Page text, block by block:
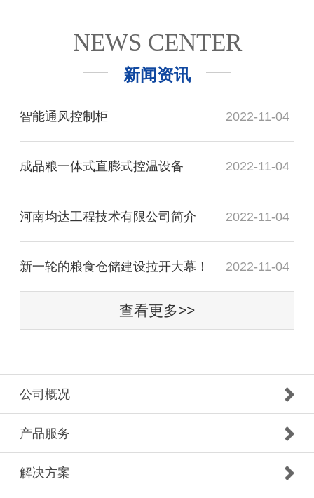
件产品获得中粮设计院国家认证中心的国家级检
21项。 公司消化和吸收了国内外行业内最新
技术成果，相继开发出基于物联网的信息化粮库
系统、氮气气调系统、内环流控温系统、在线气
及粮库专用地上笼、仓房用门窗、挡粮门、视频
产品的综合性技术、施工方案。同时在粮仓专用
空调设备和低温仓建设施工方面有着超前的设计
的施工整体方案解决等，纯自主研发。 智能
技术再提升公司立足于高新技术研发平台，致力
于中国粮食仓储行业的整体解决方案，涉及粮食
仓储行业和食品加工行业两大板块，几十种产
品。粮库综合智能提升方面的智慧粮库，是指“可
NEWS CENTER
新闻资讯
智能通风控制柜 2022-11-04
成品粮一体式直膨式控温设备 2022-11-04
河南均达工程技术有限公司简介 2022-11-04
新一轮的粮食仓储建设拉开大幕！ 2022-11-04
查看更多>>
公司概况
产品服务
解决方案